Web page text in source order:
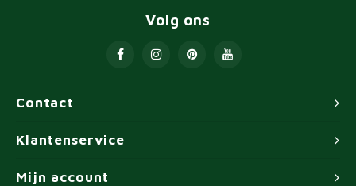
Contact
Volg ons
Klantenservice
Mijn account